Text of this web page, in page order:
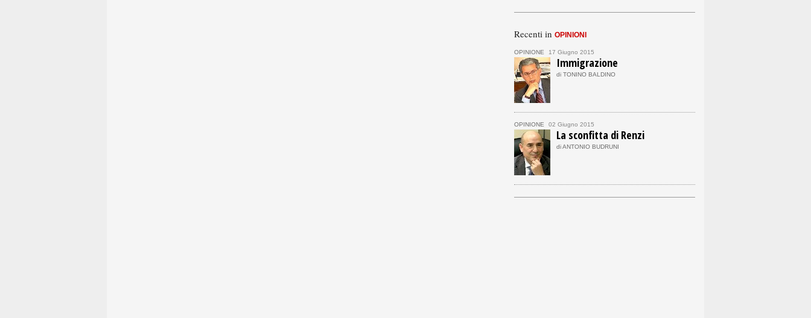
Recenti in OPINIONI
OPINIONE 17 Giugno 2015
Immigrazione
di TONINO BALDINO
OPINIONE 02 Giugno 2015
La sconfitta di Renzi
di ANTONIO BUDRUNI